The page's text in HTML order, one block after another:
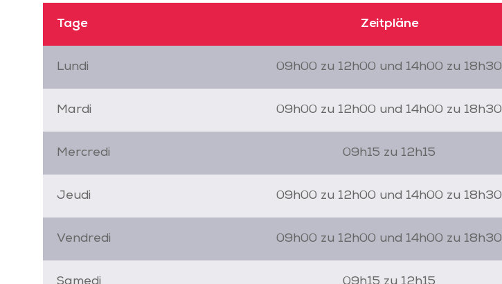
Tage Zeitpläne
Lundi 09h00 zu 12h00 und 14h00 zu 18h30
Mardi 09h00 zu 12h00 und 14h00 zu 18h30
Mercredi 09h15 zu 12h15
Jeudi 09h00 zu 12h00 und 14h00 zu 18h30
Vendredi 09h00 zu 12h00 und 14h00 zu 18h30